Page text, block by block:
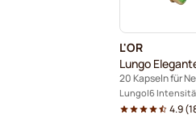
L'OR
Lungo
20 Kapseln für
Lungo 6
4.9(